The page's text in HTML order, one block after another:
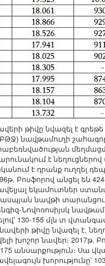
թիվը նվազել է
նավթամուղի
է
է դրանք ուղղել
Բոսֆորով անցել են
եկամուտներ
նավթի
Նովոռոսիյսկ
130-155 մլն տ
թիվը նվազել է,
խոշոր նավեր։ 2017թ.
անսարքություն։ Սա
խորությունը՝